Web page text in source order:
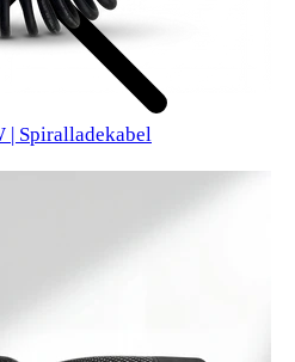
| Spiralladekabel